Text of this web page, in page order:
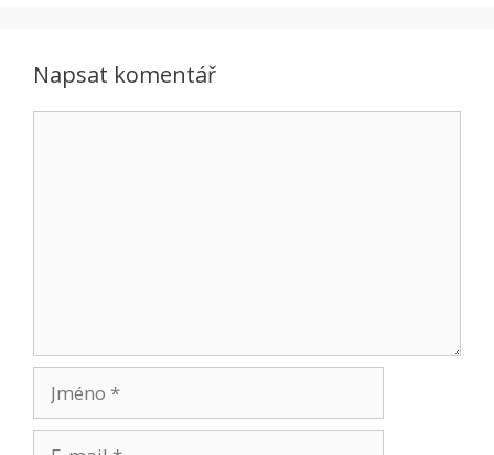
Napsat komentář